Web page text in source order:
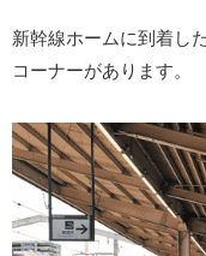
新幹線ホームに到着し
コーナーがあります。